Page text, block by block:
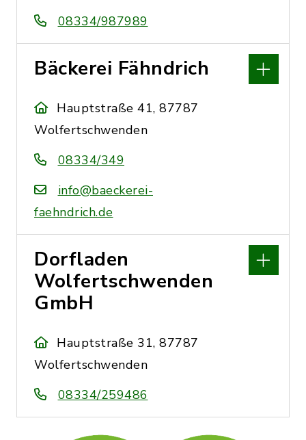
08334/987989
Bäckerei Fähndrich
Hauptstraße 41, 87787
Wolfertschwenden
08334/349
info@baeckerei-
faehndrich.de
Dorfladen
Wolfertschwenden
GmbH
Hauptstraße 31, 87787
Wolfertschwenden
08334/259486